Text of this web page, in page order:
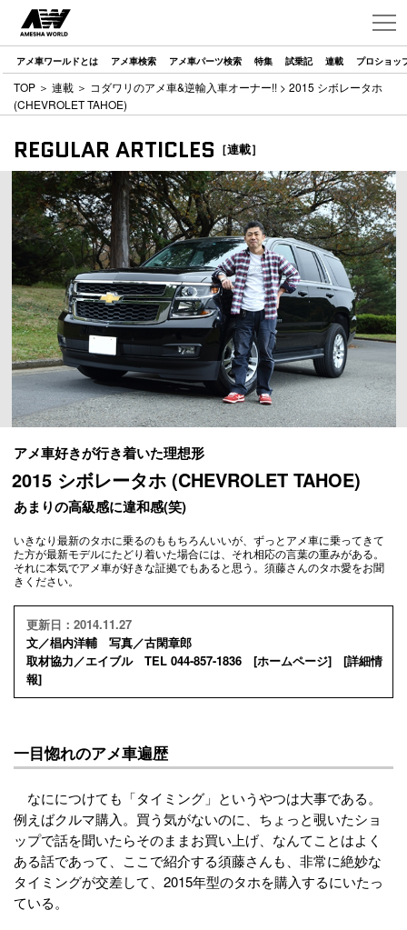
アメ車ワールドとは アメ車検索 アメ車パーツ検索 特集 試乗記 連載 プロショッ
TOP ＞ 連載 ＞ コダワリのアメ車&逆輸入車オーナー!! > 2015 シボレータホ
(CHEVROLET TAHOE)
REGULAR ARTICLES ［連載］
アメ車好きが行き着いた理想形
2015 シボレータホ (CHEVROLET TAHOE)
あまりの高級感に違和感(笑)
いきなり最新のタホに乗るのももちろんいいが、ずっとアメ車に乗ってきて
た方が最新モデルにたどり着いた場合には、それ相応の言葉の重みがある。
それに本気でアメ車が好きな証拠でもあると思う。須藤さんのタホ愛をお聞
きください。
更新日：2014.11.27
文／椙内洋輔 写真／古閑章郎
取材協力／エイブル TEL 044-857-1836 [ホームページ] [詳細情
報]
一目惚れのアメ車遍歴
なににつけても「タイミング」というやつは大事である。
例えばクルマ購入。買う気がないのに、ちょっと覗いたショ
ップで話を聞いたらそのままお買い上げ、なんてことはよく
ある話であって、ここで紹介する須藤さんも、非常に絶妙な
タイミングが交差して、2015年型のタホを購入するにいたっ
ている。